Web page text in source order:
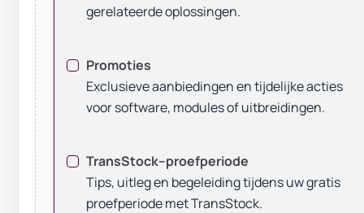
gerelateerde oplossingen.
Promoties
Exclusieve aanbiedingen en tijdelijke acties
voor software, modules of uitbreidingen.
TransStock–proefperiode
Tips, uitleg en begeleiding tijdens uw gratis
proefperiode met TransStock.